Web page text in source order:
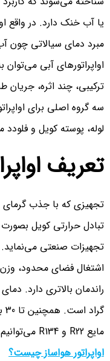
یا آب خنک دارد. در واقع
مبرد دمای سیالاتی چون
اواپراتورهای آبی
ترکیبی، چند اثره، جریان
سه گروه اصلی برای
لوله، پوسته کویل و
تعریف
تجهیزی که با جذب
تبادل حرارتی کویل
تجهیزات صنعتی
اشتغال فضای محدود،
مایع R22 و R134 می‌توانیم استفاده کنیم.
اواپراتور هواساز چیست؟